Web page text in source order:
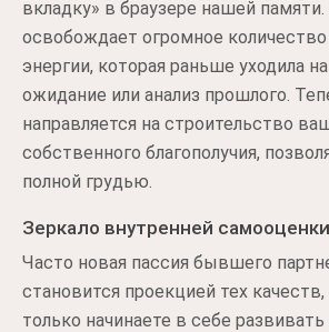
вкладку» в браузере нашей
освобождает огромное количество
энергии, которая раньше уходила
ожидание или анализ прошлого.
направляется на строительство
собственного благополучия,
полной грудью.
Зеркало внутренней самооценки
Часто новая пассия бывшего
становится проекцией тех
только начинаете в себе развивать